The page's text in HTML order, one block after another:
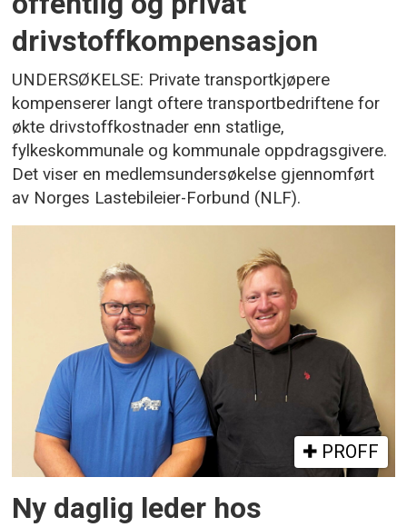
drivstoffkompensasjon
UNDERSØKELSE: Private transportkjøpere
kompenserer langt oftere transportbedriftene for
økte drivstoffkostnader enn statlige,
fylkeskommunale og kommunale oppdragsgivere.
Det viser en medlemsundersøkelse gjennomført
av Norges Lastebileier-Forbund (NLF).
PROFF
Ny daglig leder hos